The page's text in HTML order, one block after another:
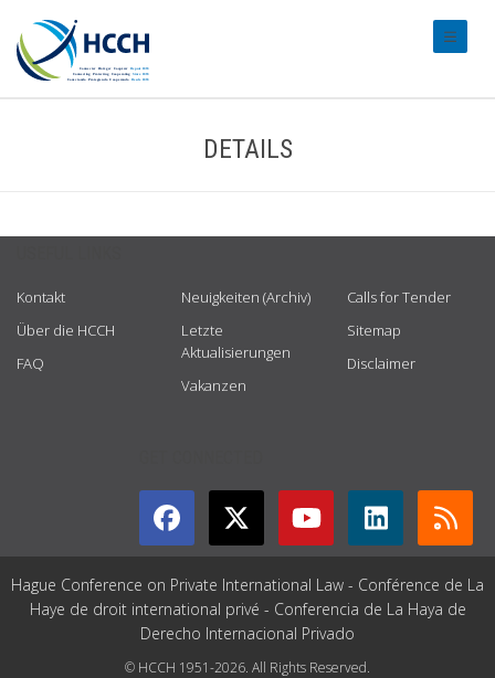
DETAILS
Kontakt
Über die HCCH
FAQ
Neuigkeiten (Archiv)
Letzte
Aktualisierungen
Vakanzen
Calls for Tender
Sitemap
Disclaimer
Hague Conference on Private International Law - Conférence de La
Haye de droit international privé - Conferencia de La Haya de
Derecho Internacional Privado
© HCCH 1951-2026. All Rights Reserved.